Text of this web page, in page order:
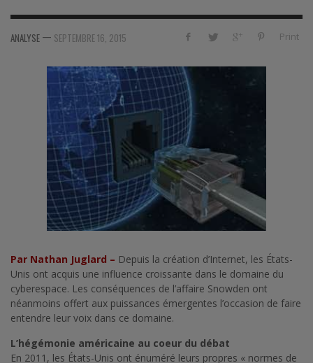
Print
ANALYSE — SEPTEMBRE 16, 2015
Par Nathan Juglard – Depuis la création d’Internet, les États-
Unis ont acquis une influence croissante dans le domaine du
cyberespace. Les conséquences de l’affaire Snowden ont
néanmoins offert aux puissances émergentes l’occasion de faire
entendre leur voix dans ce domaine.
L’hégémonie américaine au coeur du débat
En 2011, les États-Unis ont énuméré leurs propres « normes de